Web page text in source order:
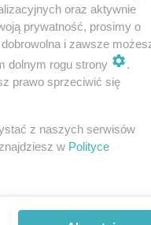
oraz aktywnie
prywatność, prosimy o
i zawsze
dolnym rogu strony
.
prawo sprzeciwić się
z naszych serwisów
w Polityce